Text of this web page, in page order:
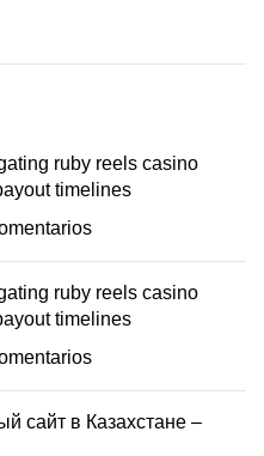
ruby reels casino
timelines
ruby reels casino
timelines
сайт в Казахстане –